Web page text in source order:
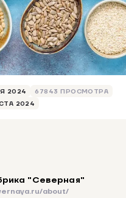
2024
67843 ПРОСМОТРА
2024
"Северная"
about/